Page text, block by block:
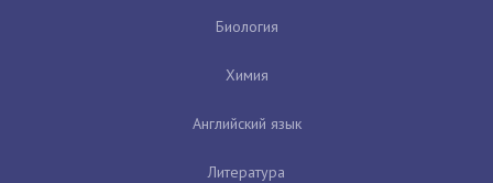
Биология
Химия
Английский язык
Литература